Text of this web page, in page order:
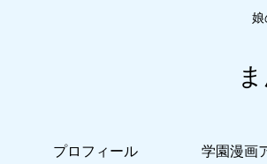
娘
プロフィール 学園漫画